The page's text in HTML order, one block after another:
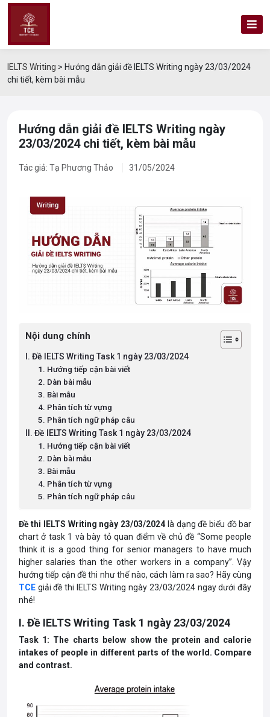
IELTS Writing > Hướng dẫn giải đề IELTS Writing ngày 23/03/2024
chi tiết, kèm bài mẫu
Hướng dẫn giải đề IELTS Writing ngày
23/03/2024 chi tiết, kèm bài mẫu
Tác giả: Tạ Phương Thảo 31/05/2024
Nội dung chính
I. Đề IELTS Writing Task 1 ngày 23/03/2024
1. Hướng tiếp cận bài viết
2. Dàn bài mẫu
3. Bài mẫu
4. Phân tích từ vựng
5. Phân tích ngữ pháp câu
II. Đề IELTS Writing Task 1 ngày 23/03/2024
1. Hướng tiếp cận bài viết
2. Dàn bài mẫu
3. Bài mẫu
4. Phân tích từ vựng
5. Phân tích ngữ pháp câu
Đề thi IELTS Writing ngày 23/03/2024 là dạng đề biểu đồ bar
chart ở task 1 và bày tỏ quan điểm về chủ đề “Some people
think it is a good thing for senior managers to have much
higher salaries than the other workers in a company”. Vậy
hướng tiếp cận đề thi như thế nào, cách làm ra sao? Hãy cùng
TCEgiải đề thi IELTS Writing ngày 23/03/2024 ngay dưới đây
nhé!
I. Đề IELTS Writing Task 1 ngày 23/03/2024
Task 1: The charts below show the protein and calorie
intakes of people in different parts of the world. Compare
and contrast.